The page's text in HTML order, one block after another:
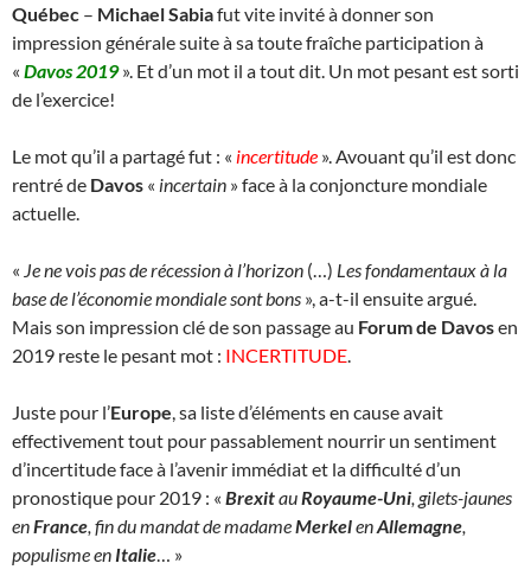
Québec – Michael Sabiafut vite invité à donner son
impression générale suite à sa toute fraîche participation à
« Davos 2019». Et d’un mot il a tout dit. Un mot pesant est sorti
de l’exercice!
Le mot qu’il a partagé fut : « incertitude ». Avouant qu’il est donc
rentré de Davos « incertain » face à la conjoncture mondiale
actuelle.
« Je ne vois pas de récession à l’horizon (…) Les fondamentaux à la
base de l’économie mondiale sont bons », a-t-il ensuite argué.
Mais son impression clé de son passage au Forum de Davosen
2019 reste le pesant mot : INCERTITUDE
Juste pour l’Europe , sa liste d’éléments en cause avait
effectivement tout pour passablement nourrir un sentiment
d’incertitude face à l’avenir immédiat et la difficulté d’un
pronostique pour 2019 : « Brexitau Royaume-Uni , gilets-jaunes
enFrance , fin du mandat de madameMerkelenAllemagne
populisme en Italie … »